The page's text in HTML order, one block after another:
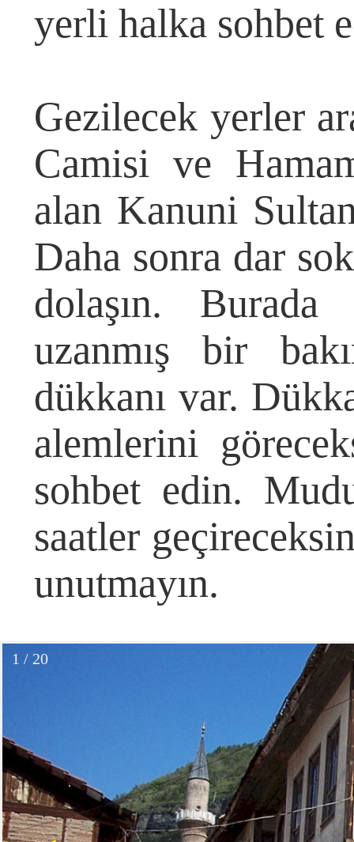
yerli halka sohbet
Gezilecek yerler
Camisi ve
alan Kanuni
Daha sonra dar
dolaşın.
uzanmış bir
dükkanı var.
alemlerini
sohbet edin.
saatler
unutmayın.
1 / 20